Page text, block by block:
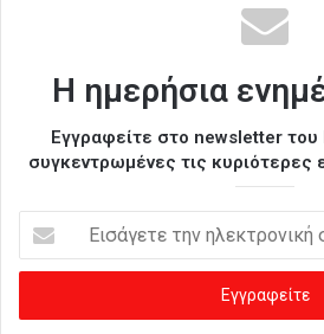
Η ημερήσια
Εγγραφείτε στο newsletter του
συγκεντρωμένες τις κυριότερες
σ
γ